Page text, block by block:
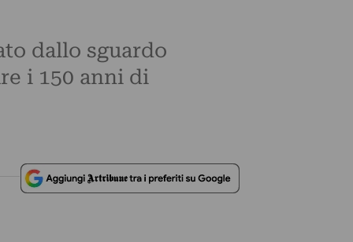
dallo sguardo
i 150 anni di